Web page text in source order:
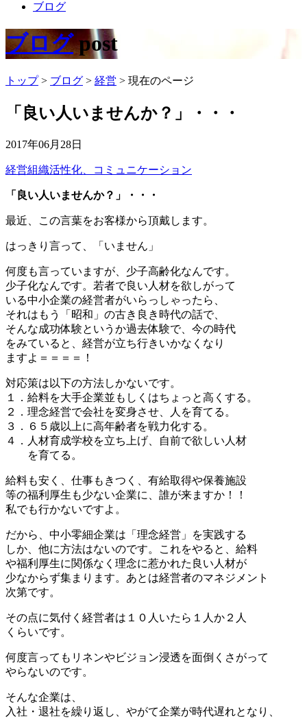
ブログ
ブログ post
トップ> ブログ > 経営 > 現在のページ
「良い人いませんか？」・・・
2017年06月28日
経営組織活性化、コミュニケーション
「良い人いませんか？」・・・
最近、この言葉をお客様から頂戴します。
はっきり言って、「いません」
何度も言っていますが、少子高齢化なんです。
少子化なんです。若者で良い人材を欲しがって
いる中小企業の経営者がいらっしゃったら、
それはもう「昭和」の古き良き時代の話で、
そんな成功体験というか過去体験で、今の時代
をみていると、経営が立ち行きいかなくなり
ますよ＝＝＝＝！
対応策は以下の方法しかないです。
１．給料を大手企業並もしくはちょっと高くする。
２．理念経営で会社を変身させ、人を育てる。
３．６５歳以上に高年齢者を戦力化する。
４．人材育成学校を立ち上げ、自前で欲しい人材
を育てる。
給料も安く、仕事もきつく、有給取得や保養施設
等の福利厚生も少ない企業に、誰が来ますか！！
私でも行かないですよ。
だから、中小零細企業は「理念経営」を実践する
しか、他に方法はないのです。これをやると、給料
や福利厚生に関係なく理念に惹かれた良い人材が
少なからず集まります。あとは経営者のマネジメント
次第です。
その点に気付く経営者は１０人いたら１人か２人
くらいです。
何度言ってもリネンやビジョン浸透を面倒くさがって
やらないのです。
そんな企業は、
入社・退社を繰り返し、やがて企業が時代遅れとなり、